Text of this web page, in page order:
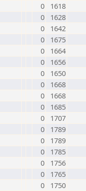
0
1618
0
1628
0
1642
0
1675
0
1664
0
1656
0
1650
0
1668
0
1668
0
1685
0
1707
0
1789
0
1789
0
1785
0
1756
0
1765
0
1750